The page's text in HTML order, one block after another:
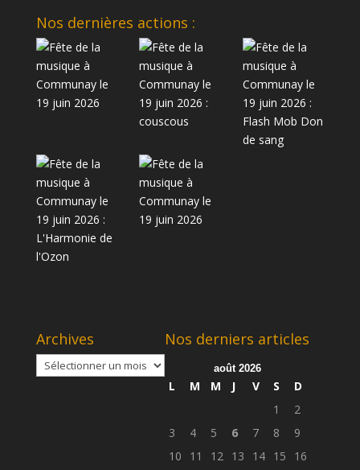
Nos dernières actions :
Archives
Archives
Nos derniers articles
août 2026
L M M J V S
D
1
2
3
4 5 6 7 8
9
10
11 12 13 14 15 16